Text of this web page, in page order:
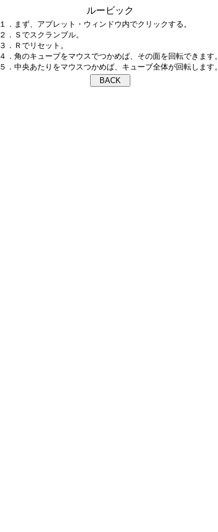
ルービック
１．まず、アプレット・ウィンドウ内でクリックする。
２．Ｓでスクランブル。
３．Ｒでリセット。
４．角のキューブをマウスでつかめば、その面を回転できます。